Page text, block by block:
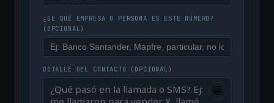
¿DE QUÉ EMPRESA O PERSONA ES ESTE NÚMERO?
(OPCIONAL)
DETALLE DEL CONTACTO (OPCIONAL)
😀